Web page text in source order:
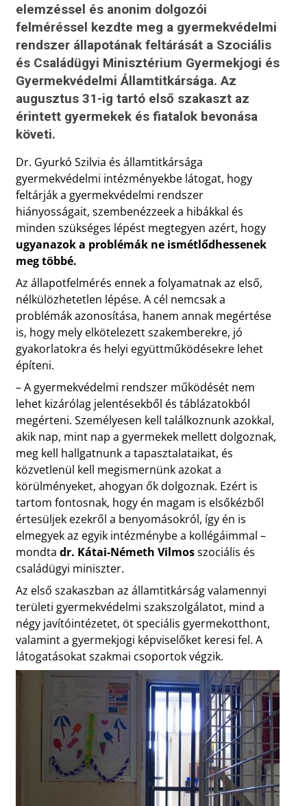
elemzéssel és anonim dolgozói
felméréssel kezdte meg a gyermekvédelmi
rendszer állapotának feltárását a Szociális
és Családügyi Minisztérium Gyermekjogi és
Gyermekvédelmi Államtitkársága. Az
augusztus 31-ig tartó első szakaszt az
érintett gyermekek és fiatalok bevonása
követi.
Dr. Gyurkó Szilvia és államtitkársága
gyermekvédelmi intézményekbe látogat, hogy
feltárják a gyermekvédelmi rendszer
hiányosságait, szembenézzeek a hibákkal és
minden szükséges lépést megtegyen azért, hogy
ugyanazok a problémák ne ismétlődhessenek
meg többé.
Az állapotfelmérés ennek a folyamatnak az első,
nélkülözhetetlen lépése. A cél nemcsak a
problémák azonosítása, hanem annak megértése
is, hogy mely elkötelezett szakemberekre, jó
gyakorlatokra és helyi együttműködésekre lehet
építeni.
– A gyermekvédelmi rendszer működését nem
lehet kizárólag jelentésekből és táblázatokból
megérteni. Személyesen kell találkoznunk azokkal,
akik nap, mint nap a gyermekek mellett dolgoznak,
meg kell hallgatnunk a tapasztalataikat, és
közvetlenül kell megismernünk azokat a
körülményeket, ahogyan ők dolgoznak. Ezért is
tartom fontosnak, hogy én magam is elsőkézből
értesüljek ezekről a benyomásokról, így én is
elmegyek az egyik intézménybe a kollégáimmal –
mondta dr. Kátai-Németh Vilmosszociális és
családügyi miniszter.
Az első szakaszban az államtitkárság valamennyi
területi gyermekvédelmi szakszolgálatot, mind a
négy javítóintézetet, öt speciális gyermekotthont,
valamint a gyermekjogi képviselőket keresi fel. A
látogatásokat szakmai csoportok végzik.